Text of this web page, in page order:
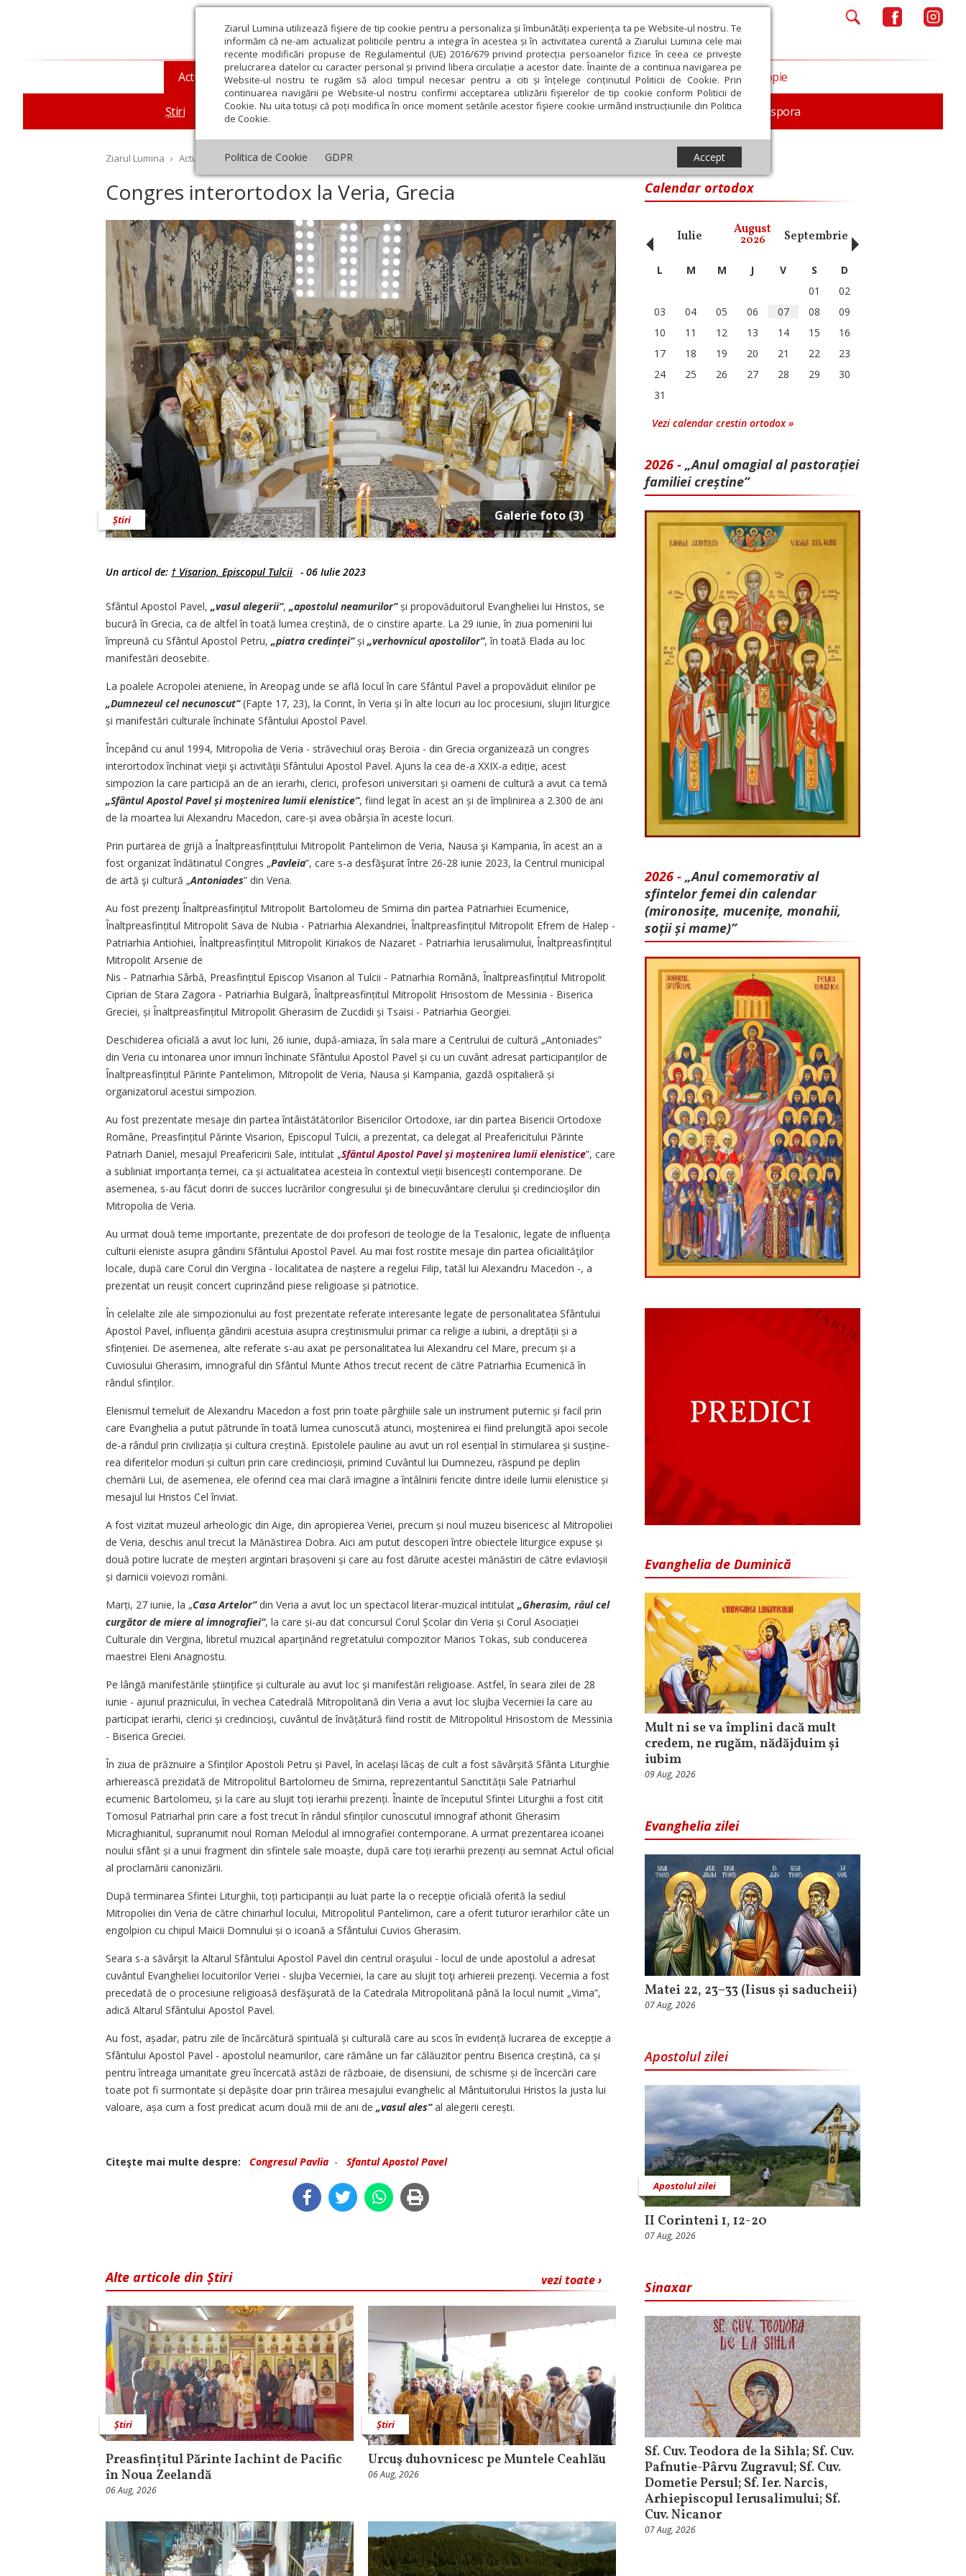
Ziarul Lumina utilizează fişiere de tip cookie pentru a personaliza și îmbunătăți experiența ta pe Website-ul nostru. Te
informăm că ne-am actualizat politicile pentru a integra în acestea și în activitatea curentă a Ziarului Lumina cele mai
recente modificări propuse de Regulamentul (UE) 2016/679 privind protecția persoanelor fizice în ceea ce privește
prelucrarea datelor cu caracter personal și privind libera circulație a acestor date. Înainte de a continua navigarea pe
Website-ul nostru te rugăm să aloci timpul necesar pentru a citi și înțelege conținutul Politicii de Cookie. Prin
continuarea navigării pe Website-ul nostru confirmi acceptarea utilizării fişierelor de tip cookie conform Politicii de
Cookie. Nu uita totuși că poți modifica în orice moment setările acestor fişiere cookie urmând instrucțiunile din Politica
de Cookie.
Politica de Cookie GDPR Accept
Actualitate religioasă
Știri Mesaje și cuvântări An omagial Comunicate de presă Documentar In memoriam Diaspora
Teologie și spiritualitate Educaţie și Cultură Societate Opinii Filantropie
Ziarul Lumina › Actualitate religioasă › Știri › Congres interortodox la Veria, Grecia
Congres interortodox la Veria, Grecia
Galerie foto (3)
Știri
Un articol de: † Visarion, Episcopul Tulcii - 06 Iulie 2023
Sfântul Apostol Pavel, „vasul alegerii”, „apos­­tolul neamurilor”și propovăduitorul Evangheliei lui Hristos, se
bucură în Grecia, ca de altfel în toată lumea creștină, de o cinstire aparte. La 29 iunie, în ziua pomenirii lui
împreună cu Sfântul Apostol Petru, „piatra credinței”și „verhovnicul apostolilor”, în toată Elada au loc
manifestări deosebite.
La poalele Acropolei ateniene, în Areopag unde se află locul în care Sfântul Pavel a propovăduit elinilor pe
„Dumnezeul cel necunoscut”(Fapte 17, 23), la Corint, în Veria și în alte locuri au loc procesiuni, slujiri liturgice
și manifestări culturale închinate Sfântului Apostol Pavel.
Începând cu anul 1994, Mitropolia de Veria - străvechiul oraș Beroia - din Grecia organizează un congres
interortodox închinat vieţii şi activităţii Sfântului Apostol Pavel. Ajuns la cea de-a XXIX-a ediție, acest
simpozion la care participă an de an ierarhi, clerici, profesori universitari și oameni de cultură a avut ca temă
„Sfântul Apostol Pavel și moștenirea lumii elenistice”, fiind legat în acest an și de împlinirea a 2.300 de ani
de la moartea lui Alexandru Macedon, care-și avea obârșia în aceste locuri.
Prin purtarea de grijă a Înalt­preasfințitului Mitropolit Pantelimon de Veria, Nausa şi Kampania, în acest an a
fost organizat îndătinatul Congres „Pavleia”, care s-a desfăşurat între 26-28 iunie 2023, la Centrul municipal
de artă şi cultură „Antoniades” din Veria.
Au fost prezenţi Înaltpreasfin­țitul Mitropolit Bartolomeu de Smirna din partea Patriarhiei Ecumenice,
Înaltpreasfințitul Mitropolit Sava de Nubia - Patriarhia Alexandriei, Înaltpreasfințitul Mitropolit Efrem de Halep -
Patriarhia Antiohiei, Înaltpreasfințitul Mitropolit Kiriakos de Nazaret - Patriarhia Ierusalimului, Înaltprea­sfin­țitul
Mitropolit Arsenie de
Nis - Patriarhia Sârbă, Preasfin­­țitul Episcop Visarion al Tulcii - Patriarhia Română, Înaltpreasfin­țitul Mitropolit
Ciprian de Stara Zagora - Patriarhia Bulgară, Înalt­preasfin­țitul Mitropolit Hrisostom de Messinia - Biserica
Greciei, și Înaltprea­sfin­țitul Mitropolit Gherasim de Zucdidi și Tsaisi - Patriarhia Geor­giei.
Deschiderea oficială a avut loc luni, 26 iunie, după-amiaza, în sala mare a Centrului de cultură „Antoniades”
din Veria cu intonarea unor imnuri închinate Sfântului Apostol Pavel și cu un cuvânt adresat participanților de
Înalt­prea­sfințitul Părinte Pantelimon, Mitropolit de Veria, Nausa și Kampania, gazdă ospitalieră și
organizatorul acestui simpozion.
Au fost prezentate mesaje din partea întâistătătorilor Bisericilor Ortodoxe, iar din partea Bisericii Ortodoxe
Române, Preasfințitul Părinte Visarion, Episcopul Tulcii, a prezentat, ca delegat al Preafericitului Părinte
Patriarh Daniel, mesajul Preafericirii Sale, intitulat „Sfântul Apostol Pavel și moș­te­nirea lumii elenistice”, care
a subliniat importanța temei, ca și actualitatea acesteia în contextul vieții bisericești contemporane. De
asemenea, s-au făcut doriri de succes lucrărilor congresului şi de binecuvântare clerului şi credincioşilor din
Mitropolia de Veria.
Au urmat două teme importante, prezentate de doi profesori de teologie de la Tesalonic, legate de influența
culturii eleniste asupra gândirii Sfântului Apostol Pavel. Au mai fost rostite mesaje din partea oficialităţilor
locale, după care Corul din Vergina - localitatea de naștere a regelui Filip, tatăl lui Alexandru Macedon -, a
prezentat un reușit concert cuprinzând piese religioase și patriotice.
În celelalte zile ale simpozionului au fost prezentate referate interesante legate de personalitatea Sfântului
Apostol Pavel, influența gândirii acestuia asupra creștinis­mului primar ca religie a iubirii, a dreptății și a
sfințeniei. De asemenea, alte referate s-au axat pe personalitatea lui Alexandru cel Mare, precum și a
Cuviosului Gherasim, imnograful din Sfântul Munte Athos trecut recent de către Patriarhia Ecumenică în
rândul sfinților.
Elenismul temeluit de Alexandru Macedon a fost prin toate pârghiile sale un instrument puternic și facil prin
care Evanghelia a putut pătrunde în toată lumea cunoscută atunci, moștenirea ei fiind prelungită apoi secole
de-a rândul prin civilizația și cultura creștină. Epistolele pauline au avut un rol esențial în stimularea și susți­ne­
rea diferitelor moduri și culturi prin care credincioșii, primind Cuvântul lui Dumnezeu, răspund pe deplin
chemării Lui, de asemenea, ele oferind cea mai clară imagine a întâlnirii fericite dintre ideile lumii elenistice și
mesajul lui Hristos Cel înviat.
A fost vizitat muzeul arheologic din Aige, din apropierea Veriei, precum și noul muzeu bisericesc al Mitropoliei
de Veria, deschis anul trecut la Mănăstirea Dobra. Aici am putut descoperi între obiectele liturgice expuse și
două potire lucrate de meșteri argintari brașoveni și care au fost dăruite acestei mănăstiri de către evla­vioșii
și darnicii voievozi români.
Marți, 27 iunie, la „Casa Artelor”din Veria a avut loc un spectacol literar-muzical intitulat „Gherasim, râul cel
curgător de miere al imnografiei”, la care și-au dat concursul Corul Școlar din Veria și Corul Asociației
Culturale din Vergina, libretul muzical aparținând regretatului compozitor Marios Tokas, sub conducerea
maestrei Eleni Anagnostu.
Pe lângă manifestările științifice și culturale au avut loc și manifestări religioase. Astfel, în seara zilei de 28
iunie - ajunul praznicului, în vechea Catedrală Mitropolitană din Veria a avut loc slujba Vecerniei la care au
participat ierarhi, clerici și credincioși, cuvântul de învățătură fiind rostit de Mitropolitul Hrisostom de Messinia
- Biserica Greciei.
În ziua de prăznuire a Sfinților Apostoli Petru și Pavel, în același lăcaș de cult a fost săvârșită Sfânta Liturghie
arhierească prezidată de Mitropolitul Bartolomeu de Smirna, reprezentantul Sanctității Sale Patriarhul
ecumenic Bartolomeu, și la care au slujit toți ierarhii prezenți. Înainte de începutul Sfintei Liturghii a fost citit
Tomosul Patriarhal prin care a fost trecut în rândul sfinților cunoscutul imnograf athonit Gherasim
Micraghianitul, supranumit noul Roman Melodul al imnografiei contemporane. A urmat prezentarea icoanei
noului sfânt și a unui fragment din sfintele sale moaște, după care toți ierarhii prezenți au semnat Actul oficial
al proclamării canonizării.
După terminarea Sfintei Liturghii, toți participanții au luat parte la o recepție oficială oferită la sediul
Mitropoliei din Veria de către chiriarhul locului, Mitropolitul Pantelimon, care a oferit tuturor ierarhilor câte un
engolpion cu chipul Maicii Domnului și o icoană a Sfântului Cuvios Gherasim.
Seara s-a săvârşit la Altarul Sfântului Apostol Pavel din centrul oraşului - locul de unde apostolul a adresat
cuvântul Evangheliei locuitorilor Veriei - slujba Vecerniei, la care au slujit toţi arhiereii prezenţi. Vecernia a fost
precedată de o procesiune religioasă desfăşurată de la Catedrala Mitropolitană până la locul numit „Vima”,
adică Altarul Sfântului Apostol Pavel.
Au fost, așadar, patru zile de încărcătură spirituală și culturală care au scos în evidență lucrarea de excepție a
Sfântului Apostol Pavel - apostolul neamurilor, care rămâne un far călăuzitor pentru Biserica creștină, ca și
pentru întreaga umanitate greu încercată astăzi de războaie, de disensiuni, de schisme și de încercări care
toate pot fi surmontate și depășite doar prin trăirea mesajului evanghelic al Mântuitorului Hristos la justa lui
valoare, așa cum a fost predicat acum două mii de ani de „vasul ales”al alegerii cerești.
Citeşte mai multe despre: Congresul Pavlia - Sfantul Apostol Pavel
vezi toate ›
Alte articole din Știri
Știri
Preasfințitul Părinte Iachint de Pacific
în Noua Zeelandă
06 Aug, 2026
Știri
Urcuş duhovnicesc pe Muntele Ceahlău
06 Aug, 2026
Calendar ortodox
Octombrie Noiembrie Decembrie Ianuarie Februarie Martie Aprilie Mai Iunie Iulie August
2026 Septembrie Octombrie
‹ L M M J V S
D
01
02
03
04 05 06 07 08
09
10
11 12 13 14 15
16
17
18 19 20 21 22
23
24
25 26 27 28 29
30
31
Vezi calendar crestin ortodox »
2026 - „Anul omagial al pastorației
familiei creștine”
2026 - „Anul comemorativ al
sfintelor femei din calendar
(mironosițe, mu­cenițe, monahii,
soții și mame)”
Evanghelia de Duminică
Mult ni se va împlini dacă mult
credem, ne rugăm, nădăjduim și
iubim
09 Aug, 2026
Evanghelia zilei
Matei 22, 23–33 (Iisus și saducheii)
07 Aug, 2026
Apostolul zilei
Apostolul zilei
II Corinteni 1, 12-20
07 Aug, 2026
Sinaxar
Sf. Cuv. Teodora de la Sihla; Sf. Cuv.
Pafnutie-Pârvu Zugravul; Sf. Cuv.
Dometie Persul; Sf. Ier. Narcis,
Arhiepiscopul Ierusalimului; Sf.
Cuv. Nicanor
07 Aug, 2026